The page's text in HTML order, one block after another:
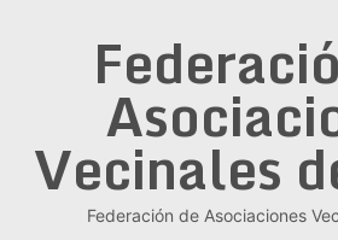
Vecinales
Federación de Asociaciones